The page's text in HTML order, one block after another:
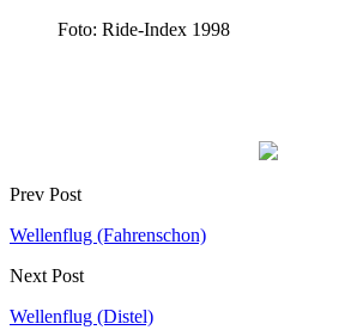
Foto: Ride-Index 1998
Prev Post
Wellenflug (Fahrenschon)
Next Post
Wellenflug (Distel)